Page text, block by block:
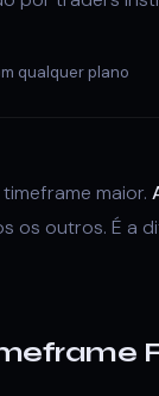
qualquer plano
maior.
os outros. É a